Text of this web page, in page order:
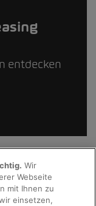
entdecken
Wir
Webseite
mit Ihnen zu
einsetzen,